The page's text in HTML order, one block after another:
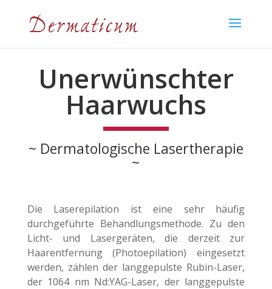
Unerwünschter
Haarwuchs
~ Dermatologische Lasertherapie
~
Die Laserepilation ist eine sehr häufig
durchgeführte Behandlungsmethode. Zu den
Licht- und Lasergeräten, die derzeit zur
Haarentfernung (Photoepilation) eingesetzt
werden, zählen der langgepulste Rubin-Laser,
der 1064 nm Nd:YAG-Laser, der langgepulste